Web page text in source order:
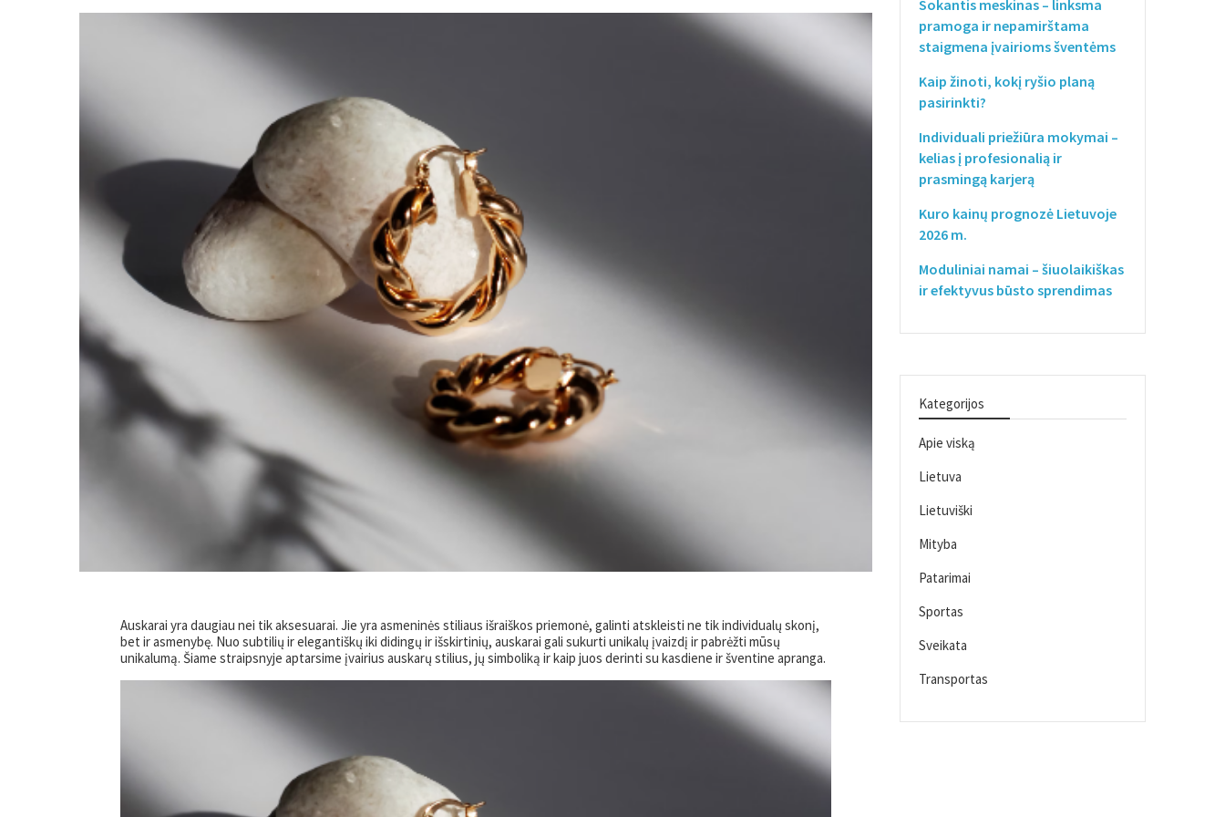
Auskarai yra daugiau nei tik aksesuarai. Jie yra asmeninės stiliaus išraiškos priemonė, galinti atskleisti ne tik individualų skonį,
bet ir asmenybę. Nuo subtilių ir elegantiškų iki didingų ir išskirtinių, auskarai gali sukurti unikalų įvaizdį ir pabrėžti mūsų
unikalumą. Šiame straipsnyje aptarsime įvairius auskarų stilius, jų simboliką ir kaip juos derinti su kasdiene ir šventine apranga.
Sokantis meskinas – linksma
pramoga ir nepamirštama
staigmena įvairioms šventėms
Kaip žinoti, kokį ryšio planą
pasirinkti?
Individuali priežiūra mokymai –
kelias į profesionalią ir
prasmingą karjerą
Kuro kainų prognozė Lietuvoje
2026 m.
Moduliniai namai – šiuolaikiškas
ir efektyvus būsto sprendimas
Kategorijos
Apie viską
Lietuva
Lietuviški
Mityba
Patarimai
Sportas
Sveikata
Transportas